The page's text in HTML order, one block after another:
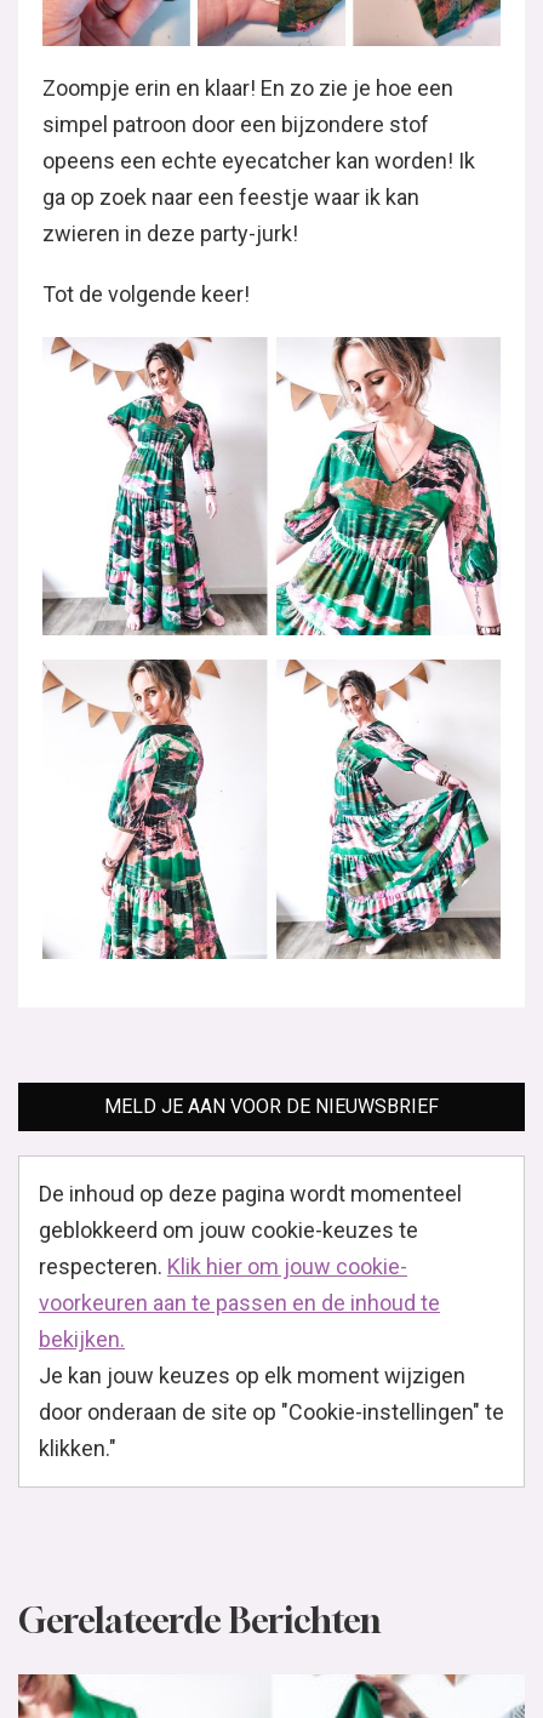
Zoompje erin en klaar! En zo zie je hoe een
simpel patroon door een bijzondere stof
opeens een echte eyecatcher kan worden! Ik
ga op zoek naar een feestje waar ik kan
zwieren in deze party-jurk!
Tot de volgende keer!
MELD JE AAN VOOR DE NIEUWSBRIEF
De inhoud op deze pagina wordt momenteel
geblokkeerd om jouw cookie-keuzes te
respecteren. Klik hier om jouw cookie-
voorkeuren aan te passen en de inhoud te
bekijken.
Je kan jouw keuzes op elk moment wijzigen
door onderaan de site op "Cookie-instellingen" te
klikken."
Gerelateerde Berichten